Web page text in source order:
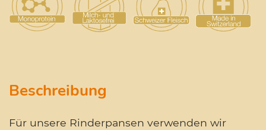
Beschreibung
Für unsere Rinderpansen verwenden wir